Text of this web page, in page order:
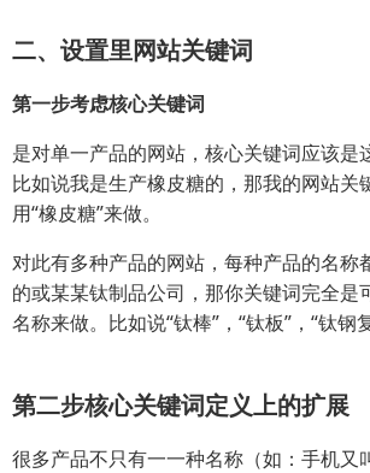
二、设置里网站关键词
第一步考虑核心关键词
是对单一产品的网站，核心关键词应该是
比如说我是生产橡皮糖的，那我的网站关
用“橡皮糖”来做。
对此有多种产品的网站，每种产品的名称
的或某某钛制品公司，那你关键词完全是
名称来做。比如说“钛棒”，“钛板”，“钛
第二步核心关键词定义上的扩展
很多产品不只有一一种名称（如：手机又